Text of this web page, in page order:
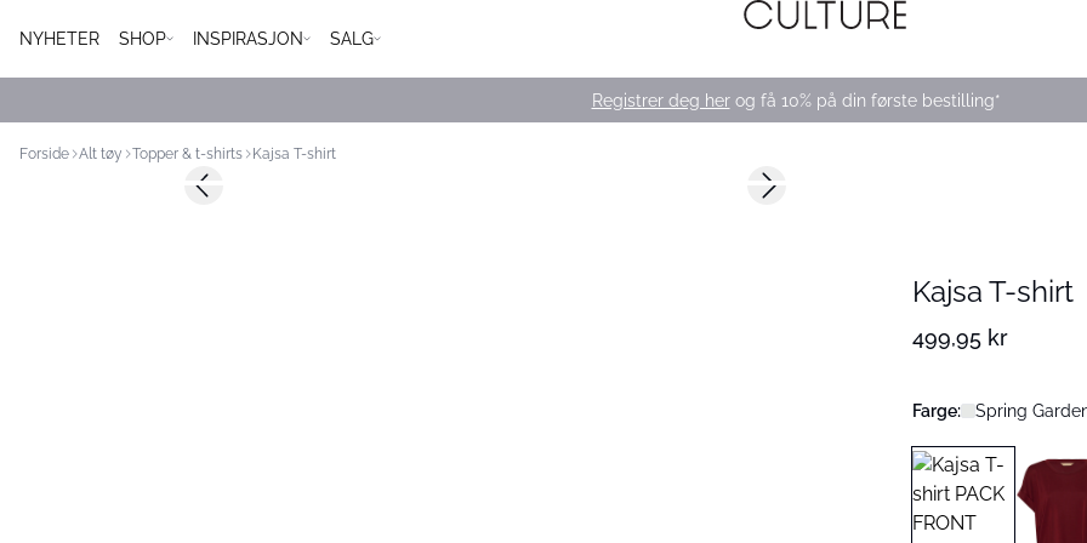
NYHETER SHOP INSPIRASJON SALG
Registrer deg herog få 10% på din første bestilling*
Forside Alt tøy Topper & t-shirts Kajsa T-shirt
Previous slide Next slide
Kajsa T-shirt
499,95 kr
Farge: Spring